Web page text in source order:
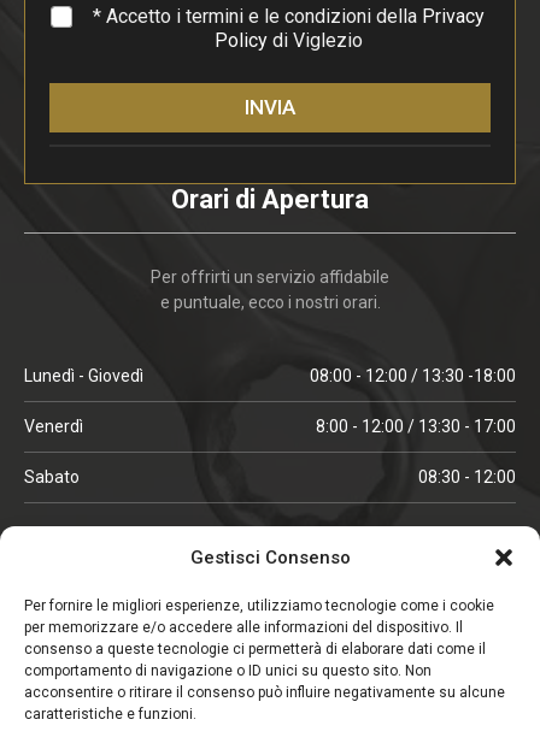
Gestisci Consenso
Per fornire le migliori esperienze, utilizziamo tecnologie come i cookie
per memorizzare e/o accedere alle informazioni del dispositivo. Il
consenso a queste tecnologie ci permetterà di elaborare dati come il
comportamento di navigazione o ID unici su questo sito. Non
acconsentire o ritirare il consenso può influire negativamente su alcune
caratteristiche e funzioni.
* * Accetto i termini e le condizioni della Privacy
Policydi Viglezio
INVIA
Orari di Apertura
Per offrirti un servizio affidabile
e puntuale, ecco i nostri orari.
Lunedì - Giovedì 08:00 - 12:00 / 13:30 -18:00
Venerdì 8:00 - 12:00 / 13:30 - 17:00
Sabato 08:30 - 12:00
ORARI IN ALTA STAGIONE
Lunedì - Venerdì 08:00 - 12:00 / 13:30 -18:00
Sabato 08:00 - 12:00